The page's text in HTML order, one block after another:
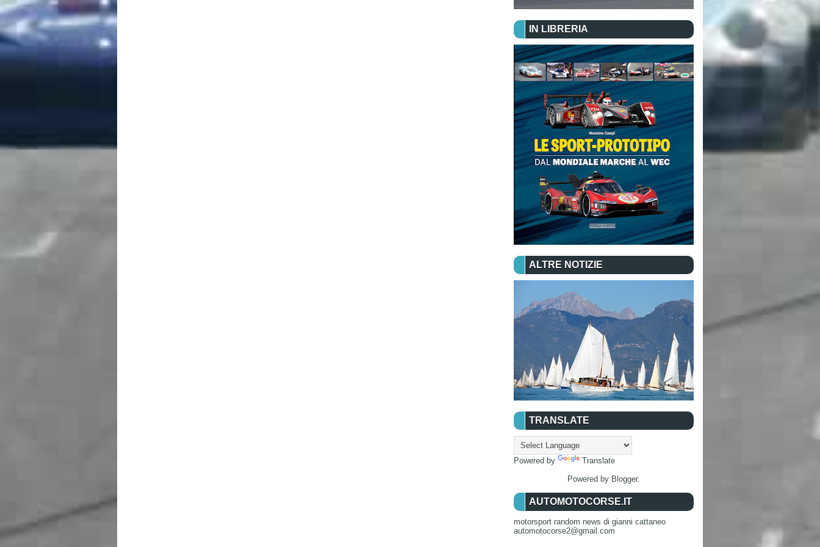
IN LIBRERIA
ALTRE NOTIZIE
TRANSLATE
Powered by
Translate
Powered by Blogger.
AUTOMOTOCORSE.IT
motorsport random news di gianni cattaneo
automotocorse2@gmail.com